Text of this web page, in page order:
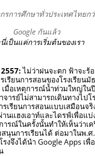
รการศึกษาทั่วประเทศไทยก
Google กันแล้ว
เป็นแค่การเริ่มต้นของเรา
ไม่ว่าฝนจะตก ฟ้าจะร้
รียนการสอนของโรงเรียนมั
เมื่อเหตุการณ์น้ำท่วมใหญ่ใน
ารย์ไม่สามารถเดินทางไปโ
เรียนการสอนแบบเสมือนจ
นแฮงเอาท์และไดรฟ์เพื่อแบ่
ารณ์ในครั้งนั้นทำให้เห็นว่าเ
นุนการเรียนได้ ต่อมาในพ.ศ
งจึงได้นำ Google Apps เพื่